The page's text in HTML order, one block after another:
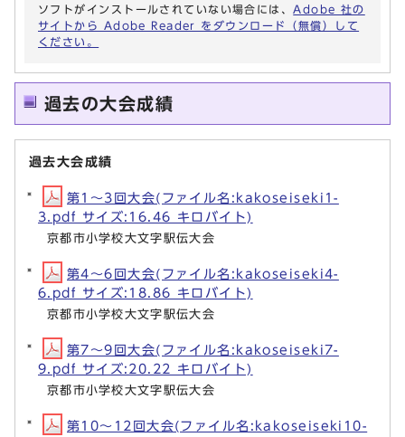
ソフトがインストールされていない場合には、 Adobe 社の
サイトから Adobe Reader をダウンロード（無償）して
ください。
過去の大会成績
過去大会成績
第1～3回大会(ファイル名:kakoseiseki1-
3.pdf サイズ:16.46 キロバイト)
京都市小学校大文字駅伝大会
第4～6回大会(ファイル名:kakoseiseki4-
6.pdf サイズ:18.86 キロバイト)
京都市小学校大文字駅伝大会
第7～9回大会(ファイル名:kakoseiseki7-
9.pdf サイズ:20.22 キロバイト)
京都市小学校大文字駅伝大会
第10～12回大会(ファイル名:kakoseiseki10-